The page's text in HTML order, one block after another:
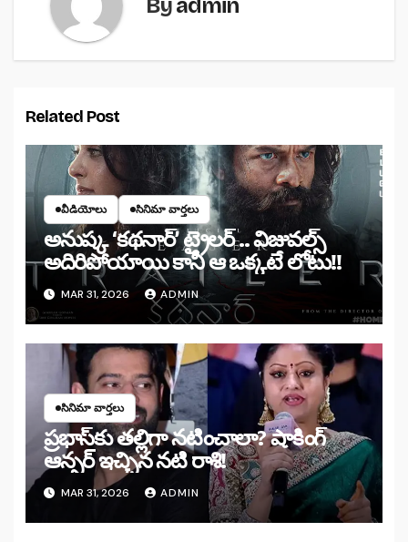
Byadmin
Related Post
వీడియోలు సినిమా వార్తలు
అనుష్క ‘కథనార్’ ట్రైలర్ .. విజువల్స్
అదిరిపోయాయి కానీ ఆ ఒక్కటే లోటు!!
MAR 31, 2026 ADMIN
సినిమా వార్తలు
ప్రభాస్‌కు తల్లిగా నటించాలా? షాకింగ్
ఆన్సర్ ఇచ్చిన నటి రాశి!
MAR 31, 2026 ADMIN